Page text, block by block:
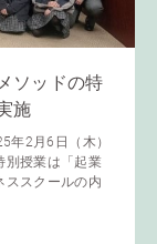
ソッドの特
施
年2月6日（木）
別授業は「起業
ススクールの内